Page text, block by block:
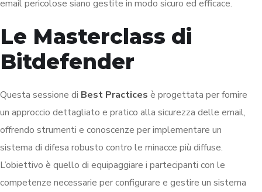
email pericolose siano gestite in modo sicuro ed efficace.
Le Masterclass di
Bitdefender
Questa sessione di Best Practices è progettata per fornire
un approccio dettagliato e pratico alla sicurezza delle email,
offrendo strumenti e conoscenze per implementare un
sistema di difesa robusto contro le minacce più diffuse.
L’obiettivo è quello di equipaggiare i partecipanti con le
competenze necessarie per configurare e gestire un sistema